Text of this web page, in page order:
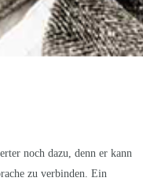
noch dazu, denn er kann
zu verbinden. Ein